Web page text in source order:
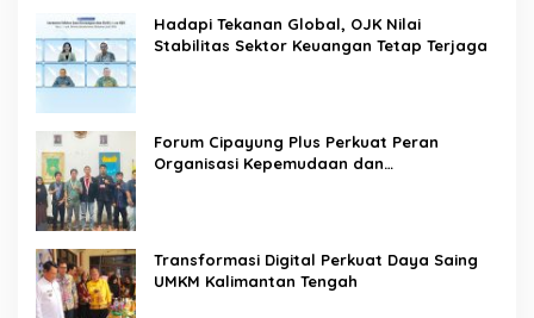
Hadapi Tekanan Global, OJK Nilai
Stabilitas Sektor Keuangan Tetap Terjaga
Forum Cipayung Plus Perkuat Peran
Organisasi Kepemudaan dan
Transformasi Digital Perkuat Daya Saing
UMKM Kalimantan Tengah